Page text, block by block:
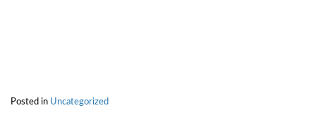
Posted in Uncategorized